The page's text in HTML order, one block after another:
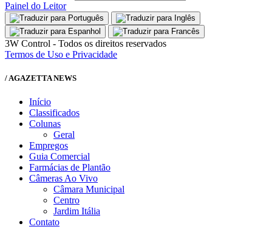
Painel do Leitor
3W Control - Todos os direitos reservados
Termos de Uso e Privacidade
/ AGAZETTA NEWS
Início
Classificados
Colunas
Geral
Empregos
Guia Comercial
Farmácias de Plantão
Câmeras Ao Vivo
Câmara Municipal
Centro
Jardim Itália
Contato